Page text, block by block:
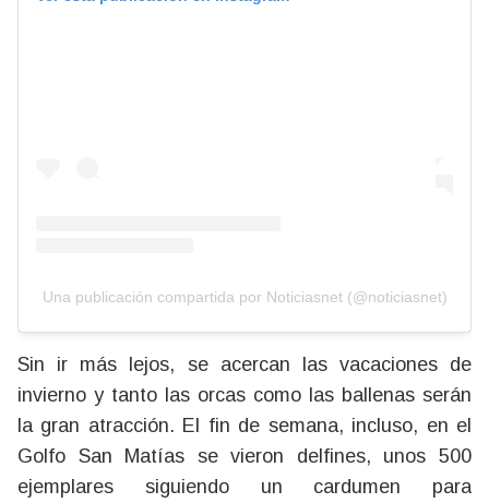
Una publicación compartida por Noticiasnet (@noticiasnet)
Sin ir más lejos, se acercan las vacaciones de
invierno y tanto las orcas como las ballenas serán
la gran atracción. El fin de semana, incluso, en el
Golfo San Matías se vieron delfines, unos 500
ejemplares siguiendo un cardumen para